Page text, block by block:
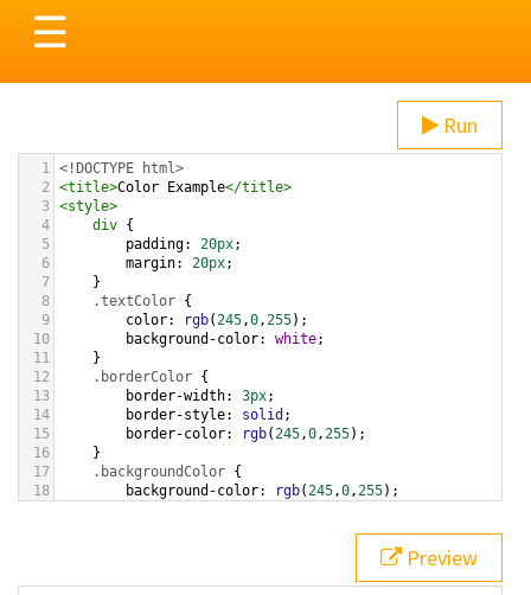
Toggle
navigation
☰
Run
1 <!DOCTYPE html>
2
<title>Color Example</title>
3 <style>
4
div {
5
padding: 20px;
6
margin: 20px;
7
}
8
.textColor {
9
color: rgb(245,0,255);
10
background-color: white;
11
}
12
.borderColor {
13
border-width: 3px;
14
border-style: solid ;
15
border-color: rgb(245,0,255);
16
}
17
.backgroundColor {
18
background-color: rgb(245,0,255);
bottom ,
white, rgb(245,0,255));
Preview